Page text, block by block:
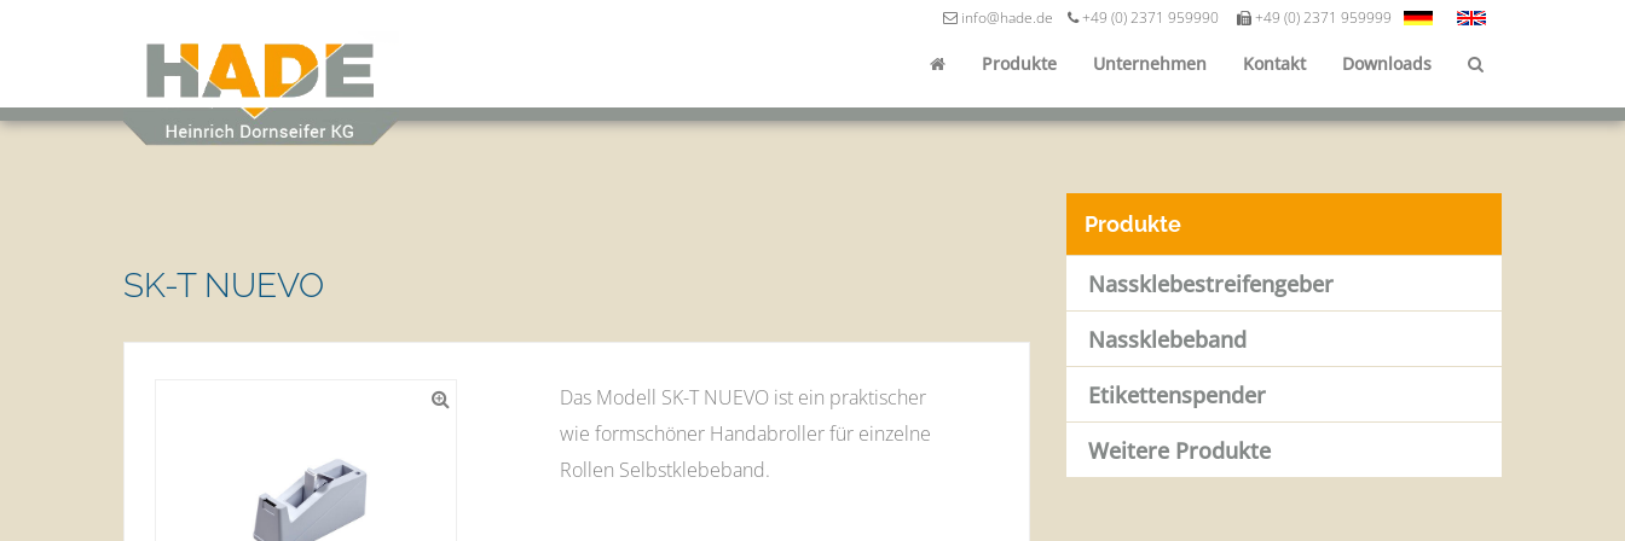
info@hade.de +49 (0) 2371 959990 +49 (0) 2371 959999
Produkte Unternehmen Kontakt Downloads
SK-T NUEVO
Das Modell SK-T NUEVO ist ein praktischer
wie formschöner Handabroller für einzelne
Rollen Selbstklebeband.
Produkte
Nassklebestreifengeber
Nassklebeband
Etikettenspender
Weitere Produkte